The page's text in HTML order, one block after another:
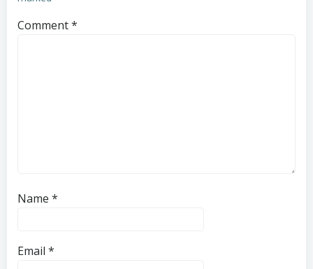
Comment*
Name *
Email *